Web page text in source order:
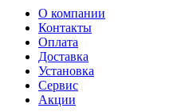
О компании
Контакты
Оплата
Доставка
Установка
Сервис
Акции